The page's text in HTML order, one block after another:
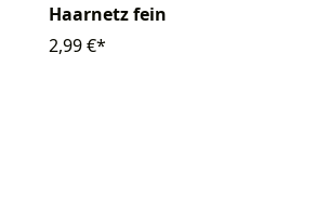
Haarnetz fein
2,99 €*